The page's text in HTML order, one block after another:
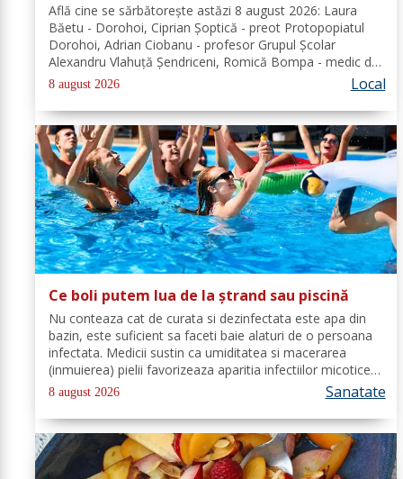
Află cine se sărbătoreşte astăzi 8 august 2026: Laura
Băetu - Dorohoi, Ciprian Șoptică - preot Protopopiatul
Dorohoi, Adrian Ciobanu - profesor Grupul Școlar
Alexandru Vlahuță Șendriceni, Romică Bompa - medic de
familie comuna Vârfu Câmpului. Redacția Dorohoi News
urează tuturor La mulți ani!...
8 august 2026 Local
Ce boli putem lua de la ștrand sau piscină
Nu conteaza cat de curata si dezinfectata este apa din
bazin, este suficient sa faceti baie alaturi de o persoana
infectata. Medicii sustin ca umiditatea si macerarea
(inmuierea) pielii favorizeaza aparitia infectiilor micotice,
care prin apa se transmit mult mai usor. Cel mai intalnit
tip de...
8 august 2026 Sanatate